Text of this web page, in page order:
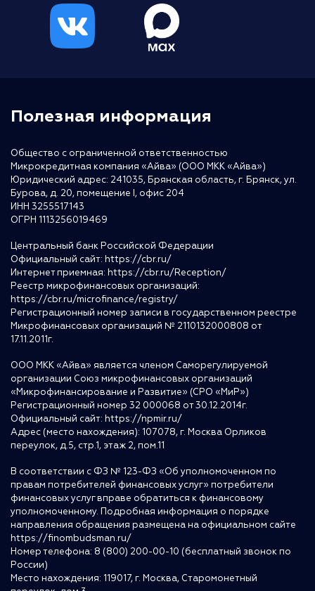
Полезная информация
Общество с ограниченной ответственностью
Микрокредитная компания «Айва» (ООО МКК «Айва»)
Юридический адрес: 241035, Брянская область, г. Брянск, ул.
Бурова, д. 20, помещение I, офис 204
ИНН 3255517143
ОГРН 1113256019469
Центральный банк Российской Федерации
Официальный сайт: https://cbr.ru/
Интернет приемная: https://cbr.ru/Reception/
Реестр микрофинансовых организаций:
https://cbr.ru/microfinance/registry/
Регистрационный номер записи в государственном реестре
Микрофинансовых организаций № 2110132000808 от
17.11.2011г.
ООО МКК «Айва» является членом Саморегулируемой
организации Союз микрофинансовых организаций
«Микрофинансирование и Развитие» (СРО «МиР»)
Регистрационный номер 32 000068 от 30.12.2014г.
Официальный сайт: https://npmir.ru/
Адрес (место нахождения): 107078, г. Москва Орликов
переулок, д.5, стр.1, этаж 2, пом.11
В соответствии с ФЗ № 123-ФЗ «Об уполномоченном по
правам потребителей финансовых услуг» потребители
финансовых услуг вправе обратиться к финансовому
уполномоченному. Подробная информация о порядке
направления обращения размещена на официальном сайте
https://finombudsman.ru/
Номер телефона: 8 (800) 200-00-10 (бесплатный звонок по
России)
Место нахождения: 119017, г. Москва, Старомонетный